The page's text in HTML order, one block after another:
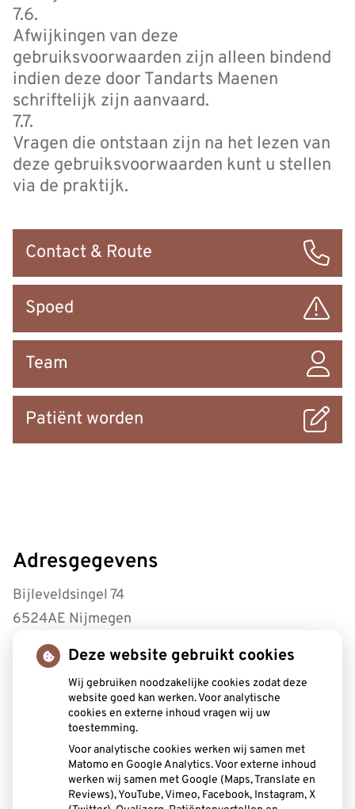
7.6.
Afwijkingen van deze
gebruiksvoorwaarden zijn alleen bindend
indien deze door Tandarts Maenen
schriftelijk zijn aanvaard.
7.7.
Vragen die ontstaan zijn na het lezen van
deze gebruiksvoorwaarden kunt u stellen
via de praktijk.
naar
Contact & Route
Spoed
Team
Patiënt worden
Adresgegevens
Bijleveldsingel 74
6524AE Nijmegen
Tel:0243221430
Openingstijden
Maandag:
8.30 - 17.00
Woensdag:
8.30 - 17.00
Donderdag:
8.30 - 12.30
Deze website gebruikt cookies
Wij gebruiken noodzakelijke cookies zodat deze
website goed kan werken. Voor analytische
cookies en externe inhoud vragen wij uw
toestemming.
Voor analytische cookies werken wij samen met
Matomo en Google Analytics. Voor externe inhoud
werken wij samen met Google (Maps, Translate en
Reviews), YouTube, Vimeo, Facebook, Instagram, X